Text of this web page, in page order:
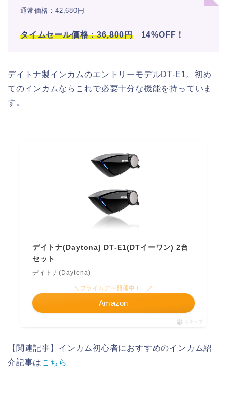
通常価格：42,680円
タイムセール価格：36,800円 14%OFF！
デイトナ製インカムのエントリーモデルDT-E1。初め
てのインカムならこれで必要十分な機能を持っていま
す。
デイトナ(Daytona) DT-E1(DTイーワン) 2台
セット
デイトナ(Daytona)
＼プライムデー開催中！ ／
Amazon
ポチップ
【関連記事】インカム初心者におすすめのインカム紹
介記事は こちら